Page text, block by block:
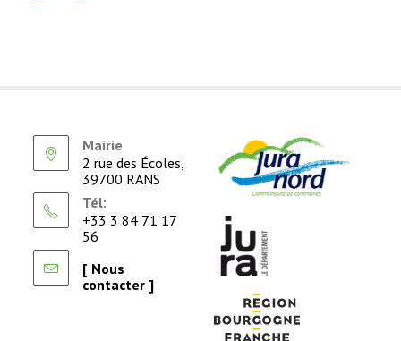
Mairie
2 rue des Écoles,
39700 RANS
Tél:
+33 3 84 71 17
56
[ Nous
contacter ]